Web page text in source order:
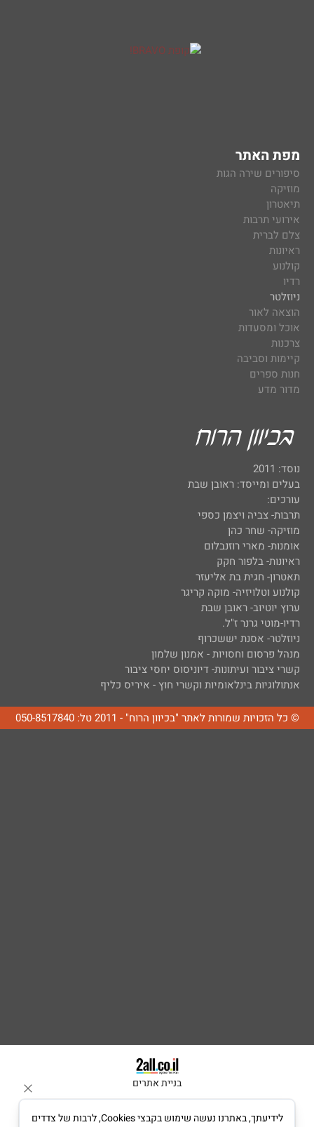
מפת האתר
סיפורים שירה הגות
מוזיקה
תיאטרון
אירועי תרבות
צלם לברית
ראיונות
קולנוע
רדיו
ניוזלטר
הוצאה לאור
אוכל ומסעדות
צרכנות
קיימות וסביבה
חנות ספרים
מדור מדע
נוסד: 2011
בעלים ומייסד: ראובן שבת
עורכים:
תרבות- צביה ויצמן כספי
מוזיקה- שחר כהן
אומנות- מארי רוזנבלום
ראיונות- בלפור חקק
תאטרון- חגית בת אליעזר
קולנוע וטלויזיה- מוקה קריגר
ערוץ יוטיוב- ראובן שבת
רדיו-מוטי גרנר ז"ל.
ניוזלטר- אסנת יששכרוף
מנהל פרסום וחסויות - אמנון שלמון
קשרי ציבור ועיתונות- דיוניסוס יחסי ציבור
אנתולוגיות בינלאומיות וקשרי חוץ - איריס כליף
© כל הזכויות שמורות לאתר "בכיוון הרוח" - 2011 טל: 050-8517840
בניית אתרים
לידיעתך, באתרנו נעשה שימוש בקבצי Cookies, לרבות של צדדים